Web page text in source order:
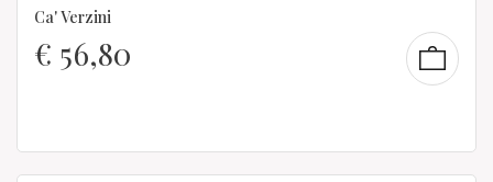
Ca' Verzini
€ 56,80